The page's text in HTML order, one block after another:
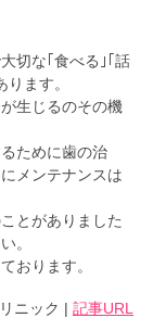
切な｢食べる｣｢話
ます。
生じるのその機
ために歯の治
メンテナンスは
とがありました
。
おります。
ニック 記事URL